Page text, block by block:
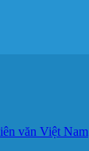
văn Việt Nam